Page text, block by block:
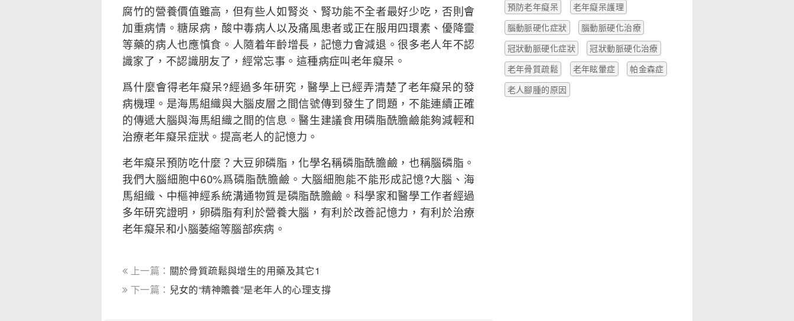
腐竹的營養價值雖高，但有些人如腎炎、腎功能不全者最好少吃，否則會
加重病情。糖尿病，酸中毒病人以及痛風患者或正在服用四環素、優降靈
等藥的病人也應慎食。人隨着年齡增長，記憶力會減退。很多老人年不認
識家了，不認識朋友了，經常忘事。這種病症叫老年癡呆。
爲什麼會得老年癡呆?經過多年研究，醫學上已經弄清楚了老年癡呆的發
病機理。是海馬組織與大腦皮層之間信號傳到發生了問題，不能連續正確
的傳遞大腦與海馬組織之間的信息。醫生建議食用磷脂酰膽鹼能夠減輕和
治療老年癡呆症狀。提高老人的記憶力。
老年癡呆預防吃什麼？大豆卵磷脂，化學名稱磷脂酰膽鹼，也稱腦磷脂。
我們大腦細胞中60%爲磷脂酰膽鹼。大腦細胞能不能形成記憶?大腦、海
馬組織、中樞神經系統溝通物質是磷脂酰膽鹼。科學家和醫學工作者經過
多年研究證明，卵磷脂有利於營養大腦，有利於改善記憶力，有利於治療
老年癡呆和小腦萎縮等腦部疾病。
上一篇： 關於骨質疏鬆與增生的用藥及其它1
下一篇： 兒女的“精神贍養”是老年人的心理支撐
預防老年癡呆
老年癡呆護理
腦動脈硬化症狀
腦動脈硬化治療
冠狀動脈硬化症狀
冠狀動脈硬化治療
老年骨質疏鬆
老年眩暈症
帕金森症
老人腳腫的原因